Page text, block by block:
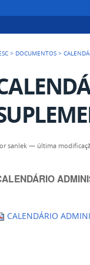
> DOCUMENTOS >
sanlek — última
CALENDÁRIO